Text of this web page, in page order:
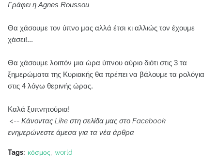
Γράφει η Agnes Roussou
Θα χάσουμε τον ύπνο μας αλλά έτσι κι αλλιώς τον έχουμε
χάσει!...
Θα χάσουμε λοιπόν μια ώρα ύπνου αύριο διότι στις 3 τα
ξημερώματα της Κυριακής θα πρέπει να βάλουμε τα ρολόγια
στις 4 λόγω θερινής ώρας.
Καλά ξυπνητούρια!
<-- Κάνοντας Like στη σελίδα μας στο Facebook
ενημερώνεστε άμεσα για τα νέα άρθρα
Tags: κόσμος world